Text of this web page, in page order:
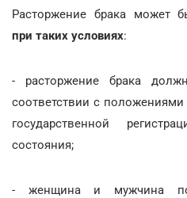
Расторжение брака может
при таких условиях:
- расторжение брака
соответствии с положениями
государственной
состояния;
- женщина и мужчина